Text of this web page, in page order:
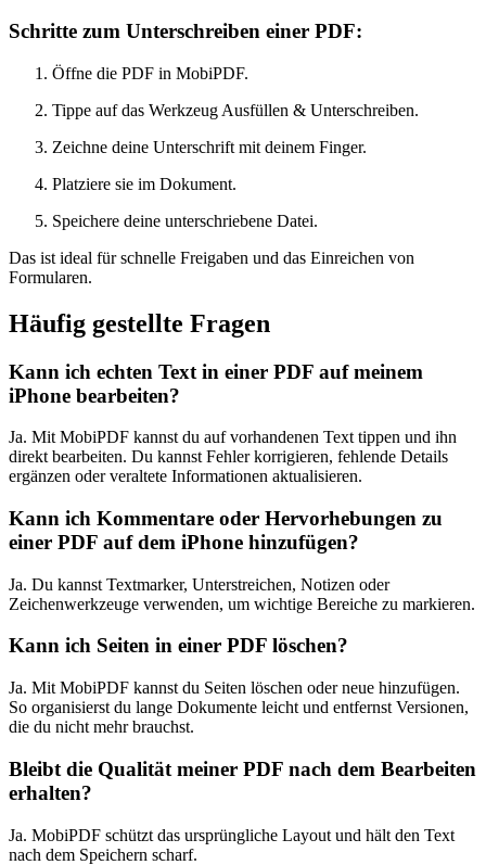
Schritte zum Unterschreiben einer PDF:
Öffne die PDF in MobiPDF.
Tippe auf das Werkzeug Ausfüllen & Unterschreiben.
Zeichne deine Unterschrift mit deinem Finger.
Platziere sie im Dokument.
Speichere deine unterschriebene Datei.
Das ist ideal für schnelle Freigaben und das Einreichen von
Formularen.
Häufig gestellte Fragen
Kann ich echten Text in einer PDF auf meinem
iPhone bearbeiten?
Ja. Mit MobiPDF kannst du auf vorhandenen Text tippen und ihn
direkt bearbeiten. Du kannst Fehler korrigieren, fehlende Details
ergänzen oder veraltete Informationen aktualisieren.
Kann ich Kommentare oder Hervorhebungen zu
einer PDF auf dem iPhone hinzufügen?
Ja. Du kannst Textmarker, Unterstreichen, Notizen oder
Zeichenwerkzeuge verwenden, um wichtige Bereiche zu markieren.
Kann ich Seiten in einer PDF löschen?
Ja. Mit MobiPDF kannst du Seiten löschen oder neue hinzufügen.
So organisierst du lange Dokumente leicht und entfernst Versionen,
die du nicht mehr brauchst.
Bleibt die Qualität meiner PDF nach dem Bearbeiten
erhalten?
Ja. MobiPDF schützt das ursprüngliche Layout und hält den Text
nach dem Speichern scharf.